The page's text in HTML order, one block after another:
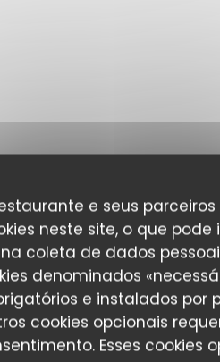
e seus
neste site, o que pode
na coleta de dados
denominados
e instalados por
cookies opcionais
Esses cookies